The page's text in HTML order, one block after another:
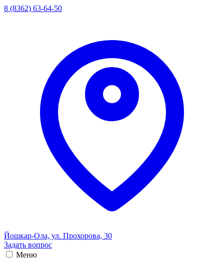
8 (8362) 63-64-50
Йошкар-Ола, ул. Прохорова, 30
Задать вопрос
Меню